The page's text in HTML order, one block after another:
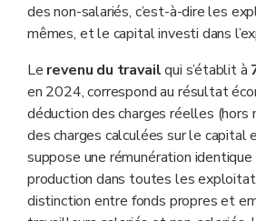
des non-salariés, c’est-à-dire les
mêmes, et le capital investi dans
Le revenu du travailqui s’établit à
en 2024, correspond au résultat
déduction des charges réelles (hors
des charges calculées sur le capital
suppose une rémunération
production dans toutes les
distinction entre fonds propres et